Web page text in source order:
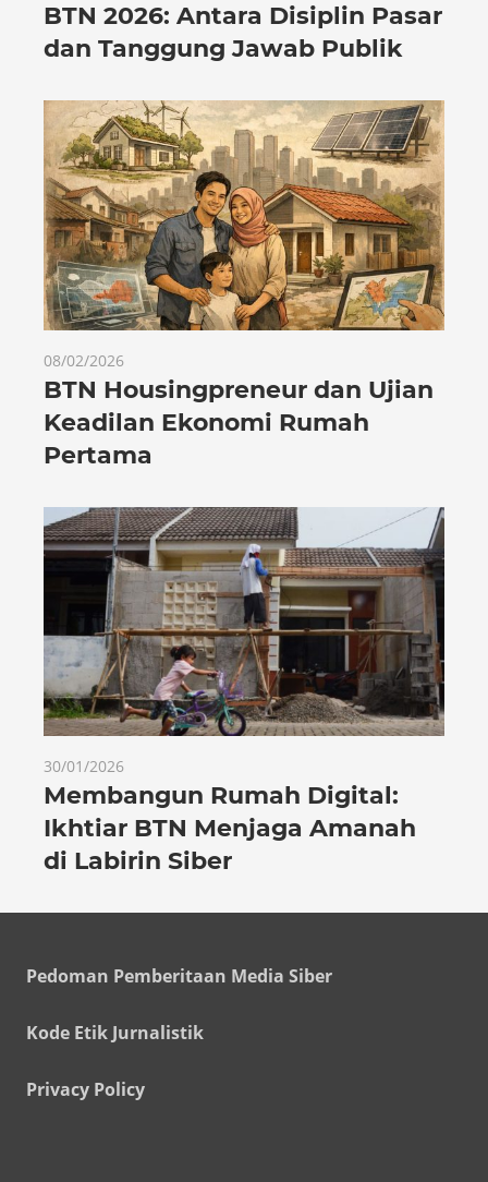
BTN 2026: Antara Disiplin Pasar
dan Tanggung Jawab Publik
08/02/2026
BTN Housingpreneur dan Ujian
Keadilan Ekonomi Rumah
Pertama
30/01/2026
Membangun Rumah Digital:
Ikhtiar BTN Menjaga Amanah
di Labirin Siber
Pedoman Pemberitaan Media Siber
Kode Etik Jurnalistik
Privacy Policy